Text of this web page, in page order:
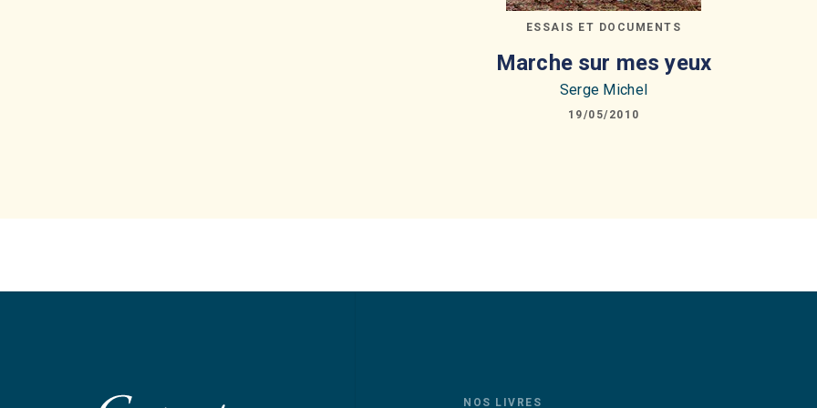
ESSAIS ET DOCUMENTS
Marche sur mes yeux
Serge Michel
19/05/2010
NOS LIVRES